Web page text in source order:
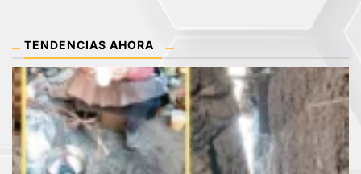
TENDENCIAS AHORA
1